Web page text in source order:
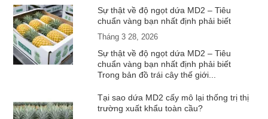
Sự thật về độ ngọt dứa MD2 – Tiêu
chuẩn vàng bạn nhất định phải biết
Tháng 3 28, 2026
Sự thật về độ ngọt dứa MD2 – Tiêu
chuẩn vàng bạn nhất định phải biết
Trong bản đồ trái cây thế giới...
Tại sao dứa MD2 cấy mô lại thống trị thị
trường xuất khẩu toàn cầu?